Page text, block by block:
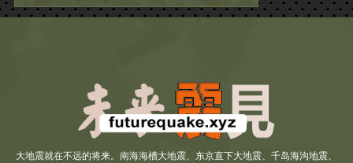
大地震就在不远的将来。南海海槽大地震、东京直下大地震、千岛海沟地震、